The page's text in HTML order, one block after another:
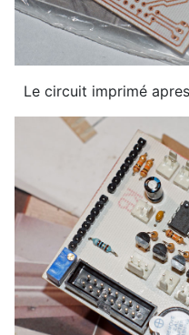
Le circuit imprimé